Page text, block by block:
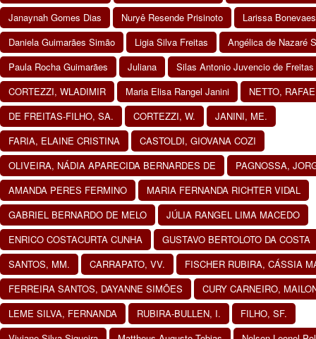
Janaynah Gomes Dias
Nuryê Resende Prisinoto
Larissa
Daniela Guimarães Simão
Ligia Silva Freitas
Angélica de Nazaré
Paula Rocha Guimarães
Juliana
Silas Antonio Juvencio de
CORTEZZI, WLADIMIR
Maria Elisa Rangel Janini
NETTO,
DE FREITAS-FILHO, SA.
CORTEZZI, W.
JANINI, ME.
FARIA, ELAINE CRISTINA
CASTOLDI, GIOVANA COZI
OLIVEIRA, NÁDIA APARECIDA BERNARDES DE
PAGNOSSA,
AMANDA PERES FERMINO
MARIA FERNANDA RICHTER VIDAL
GABRIEL BERNARDO DE MELO
JÚLIA RANGEL LIMA MACEDO
ENRICO COSTACURTA CUNHA
GUSTAVO BERTOLOTO DA COSTA
SANTOS, MM.
CARRAPATO, VV.
FISCHER RUBIRA, CÁSSIA
FERREIRA SANTOS, DAYANNE SIMÕES
CURY CARNEIRO,
LEME SILVA, FERNANDA
RUBIRA-BULLEN, I.
FILHO, SF.